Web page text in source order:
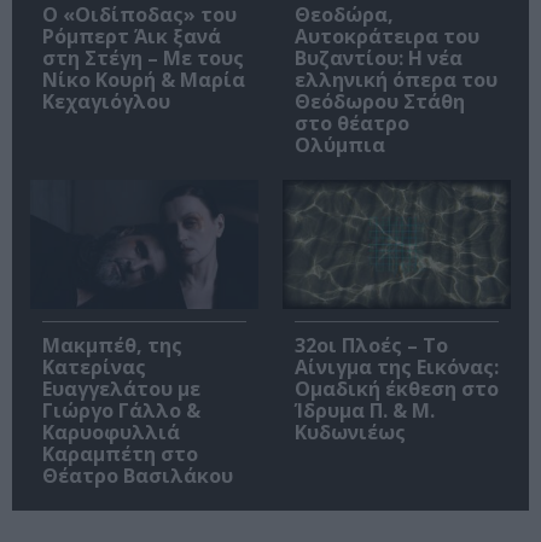
O «Οιδίποδας» του
Ρόμπερτ Άικ ξανά
στη Στέγη – Με τους
Νίκο Κουρή & Μαρία
Κεχαγιόγλου
Θεοδώρα,
Αυτοκράτειρα του
Βυζαντίου: Η νέα
ελληνική όπερα του
Θεόδωρου Στάθη
στο θέατρο
Ολύμπια
Μακμπέθ, της
Κατερίνας
Ευαγγελάτου με
Γιώργο Γάλλο &
Καρυοφυλλιά
Καραμπέτη στο
Θέατρο Βασιλάκου
32οι Πλοές – Το
Αίνιγμα της Εικόνας:
Ομαδική έκθεση στο
Ίδρυμα Π. & Μ.
Κυδωνιέως